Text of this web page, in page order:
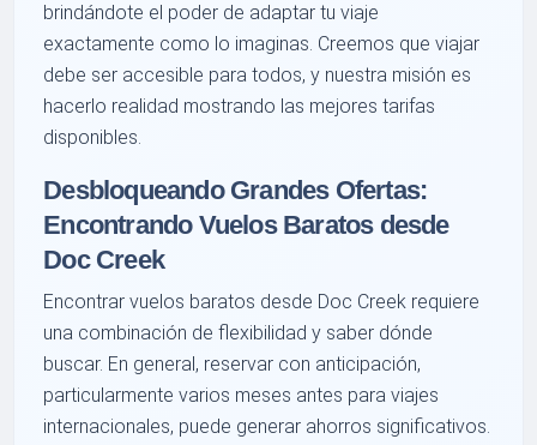
brindándote el poder de adaptar tu viaje
exactamente como lo imaginas. Creemos que viajar
debe ser accesible para todos, y nuestra misión es
hacerlo realidad mostrando las mejores tarifas
disponibles.
Desbloqueando Grandes Ofertas:
Encontrando Vuelos Baratos desde
Doc Creek
Encontrar vuelos baratos desde Doc Creek requiere
una combinación de flexibilidad y saber dónde
buscar. En general, reservar con anticipación,
particularmente varios meses antes para viajes
internacionales, puede generar ahorros significativos.